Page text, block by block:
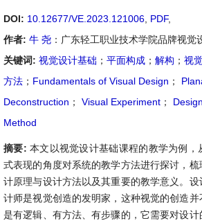
DOI: 10.12677/VE.2023.121006 PDF,
作者: 牛 尧 ：广东轻工职业技术学院品牌视觉
关键词: 视觉设计基础 ； 平面构成 ； 解构 ； 视
方法 ； Fundamentals of Visual Design ；
Deconstruction ； Visual Experiment ；
Method
摘要: 本文以视觉设计基础课程的教学为例，
式表现的角度对系统的教学方法进行探讨，
计原理与设计方法以及其重要的教学意义。
计师是视觉创造的发明家，这种视觉的创造
是有逻辑、有方法、有步骤的，它需要对设